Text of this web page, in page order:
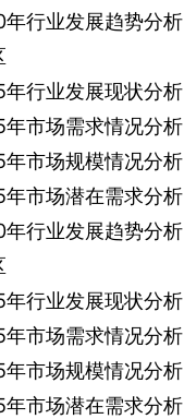
年行业发展趋势分析
年行业发展现状分析
年市场需求情况分析
年市场规模情况分析
年市场潜在需求分析
年行业发展趋势分析
年行业发展现状分析
年市场需求情况分析
年市场规模情况分析
年市场潜在需求分析